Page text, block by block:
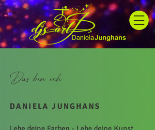
Das bin ich
DANIELA JUNGHANS